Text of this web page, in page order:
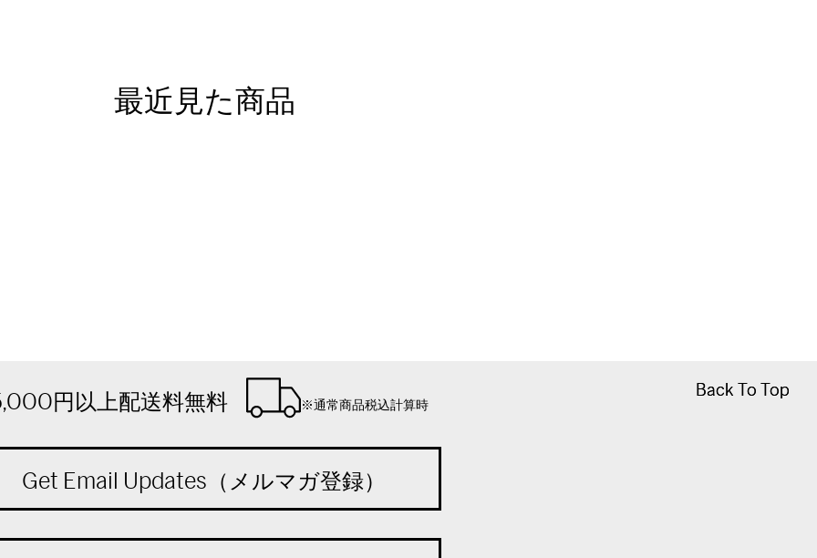
最近見た商品
Back To Top
Back To Top
円以上配送料無料 ※通常商品税込計算時
Get Email Updates（メルマガ登録）